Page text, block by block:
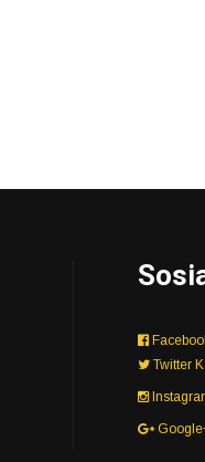
Twitter